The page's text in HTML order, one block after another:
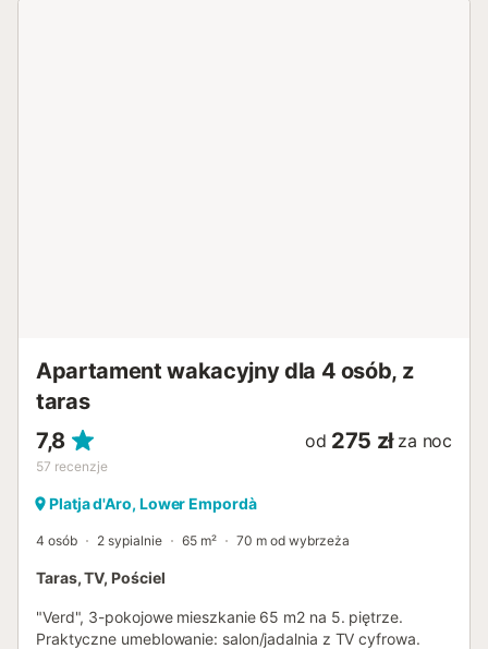
Apartament wakacyjny dla 4 osób, z
taras
7,8
57 recenzje
od 275 zł za noc
Platja d'Aro, Lower Empordà
4 osób 2 sypialnie 65 m² 70 m od wybrzeża
Taras, TV, Pościel
"Verd", 3-pokojowe mieszkanie 65 m2 na 5. piętrze.
Praktyczne umeblowanie: salon/jadalnia z TV cyfrowa.